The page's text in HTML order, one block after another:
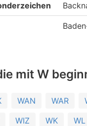
mit W
WAN WAR
WIZ WK WL